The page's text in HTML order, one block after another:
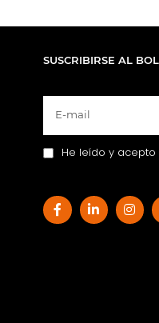
SUSCRIBIRSE AL
He leído y